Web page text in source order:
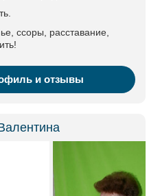
ссоры, расставание,
и отзывы